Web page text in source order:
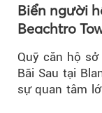
Biển người
Beachtro
Quỹ căn hộ
Bãi Sau tại
sự quan tâm